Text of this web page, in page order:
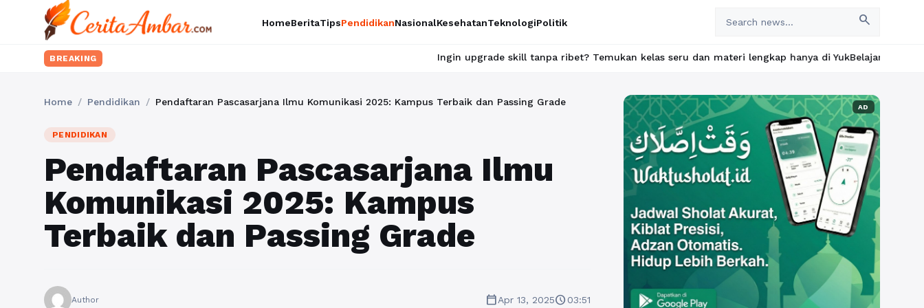
HomeBeritaTipsPendidikanNasionalKesehatanTeknologiPolitik search
BREAKING Ingin upgrade skill tanpa ribet? Temukan kelas seru dan materi lengkap hanya di YukBelajar.com. Mulai langkah
Home / Pendidikan / Pendaftaran Pascasarjana Ilmu Komunikasi 2025: Kampus Terbaik dan Passing Grade
PENDIDIKAN
Pendaftaran Pascasarjana Ilmu
Komunikasi 2025: Kampus
Terbaik dan Passing Grade
Author calendar_todayApr 13, 2025schedule03:51
AD